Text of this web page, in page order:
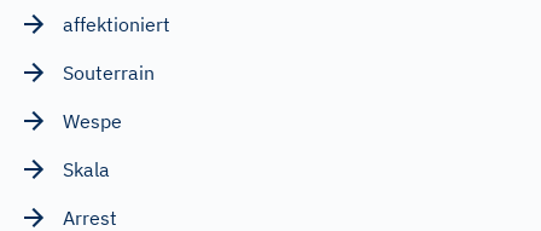
affektioniert
Souterrain
Wespe
Skala
Arrest